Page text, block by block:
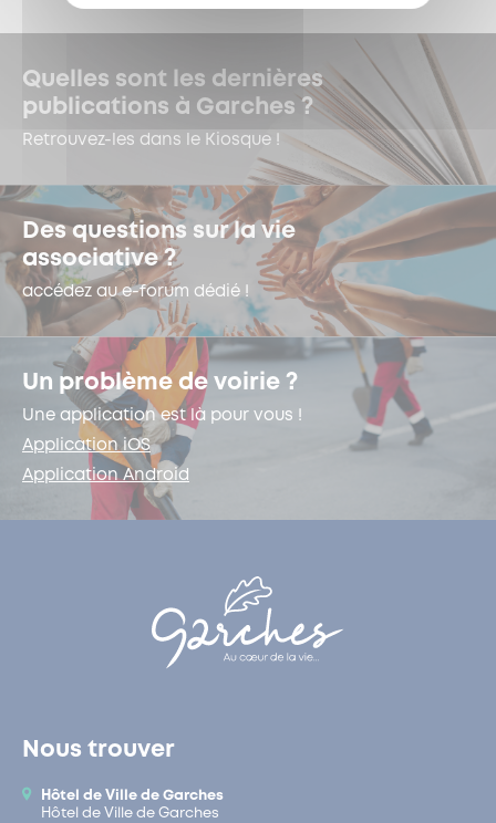
Quelles sont les dernières
publications à Garches ?
Retrouvez-les dans le Kiosque !
Des questions sur la vie
associative ?
accédez au e-forum dédié !
Un problème de voirie ?
Une application est là pour vous !
Application iOS
Application Android
Nous trouver
Hôtel de Ville de Garches
Hôtel de Ville de Garches